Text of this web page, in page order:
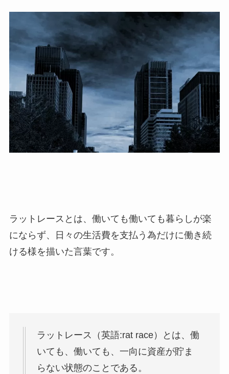
ラットレースとは、働いても働いても暮らしが楽
にならず、日々の生活費を支払う為だけに働き続
ける様を描いた言葉です。
ラットレース（英語:rat race）とは、働
いても、働いても、一向に資産が貯ま
らない状態のことである。